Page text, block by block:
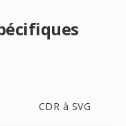
CDR à SVG